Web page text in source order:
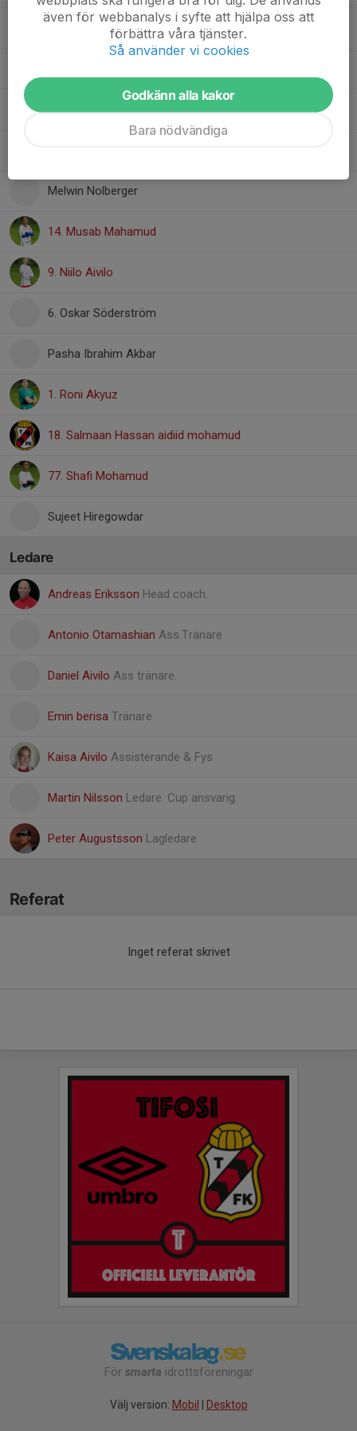
1. Khalil Alsherefi
17. Malte Augustsson
Melwin Nolberger
14. Musab Mahamud
9. Niilo Aivilo
6. Oskar Söderström
Pasha Ibrahim Akbar
1. Roni Akyuz
18. Salmaan Hassan aidiid mohamud
77. Shafi Mohamud
Sujeet Hiregowdar
Ledare
Andreas Eriksson Head coach.
Antonio Otamashian Ass.Tränare
Daniel Aivilo Ass tränare.
Emin berisa Tränare
Kaisa Aivilo Assisterande & Fys
Martin Nilsson Ledare. Cup ansvarig.
Peter Augustsson Lagledare
Referat
Inget referat skrivet
För smarta idrottsföreningar
Välj version: Mobil Desktop
även för webbanalys i syfte att hjälpa oss att
förbättra våra tjänster.
Så använder vi cookies
Godkänn alla kakor
Bara nödvändiga